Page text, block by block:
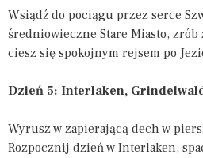
Wsiądź do pociągu przez serce
średniowieczne Stare Miasto,
ciesz się spokojnym rejsem po
Dzień 5: Interlaken,
Wyrusz w zapierającą dech w
Rozpocznij dzień w Interlaken,